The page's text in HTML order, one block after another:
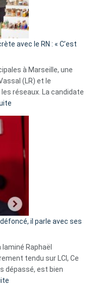
Algérie
avec le RN : « C’est
à Marseille, une
(LR) et le
réseaux. La candidate
d’alliance
secrète
«
C’est
fake
news
»
il parle avec ses
laminé Raphaël
tendu sur LCI, Ce
dépassé, est bien